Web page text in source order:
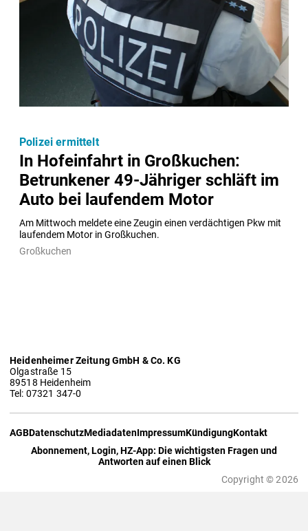
In Hofeinfahrt in Großkuchen:
Betrunkener 49-Jähriger schläft im
Auto bei laufendem Motor
Am Mittwoch meldete eine Zeugin einen verdächtigen Pkw mit
laufendem Motor in Großkuchen.
Polizei ermittelt
Großkuchen
Heidenheimer Zeitung GmbH & Co. KG
Olgastraße 15
89518 Heidenheim
Tel: 07321 347-0
AGBDatenschutzMediadatenImpressumKündigungKontakt
Abonnement, Login, HZ-App: Die wichtigsten Fragen und
Antworten auf einen Blick
Copyright © 2026